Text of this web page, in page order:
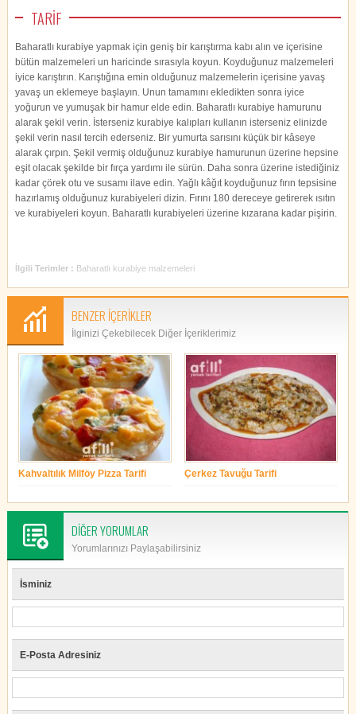
TARİF
Baharatlı kurabiye yapmak için geniş bir karıştırma kabı alın ve içerisine
bütün malzemeleri un haricinde sırasıyla koyun. Koyduğunuz malzemeleri
iyice karıştırın. Karıştığına emin olduğunuz malzemelerin içerisine yavaş
yavaş un eklemeye başlayın. Unun tamamını ekledikten sonra iyice
yoğurun ve yumuşak bir hamur elde edin. Baharatlı kurabiye hamurunu
alarak şekil verin. İsterseniz kurabiye kalıpları kullanın isterseniz elinizde
şekil verin nasıl tercih ederseniz. Bir yumurta sarısını küçük bir kâseye
alarak çırpın. Şekil vermiş olduğunuz kurabiye hamurunun üzerine hepsine
eşit olacak şekilde bir fırça yardımı ile sürün. Daha sonra üzerine istediğiniz
kadar çörek otu ve susamı ilave edin. Yağlı kâğıt koyduğunuz fırın tepsisine
hazırlamış olduğunuz kurabiyeleri dizin. Fırını 180 dereceye getirerek ısıtın
ve kurabiyeleri koyun. Baharatlı kurabiyeleri üzerine kızarana kadar pişirin.
İlgili Terimler : Baharatlı kurabiye malzemeleri
BENZER İÇERİKLER
İlginizi Çekebilecek Diğer İçeriklerimiz
Kahvaltılık Milföy Pizza Tarifi
Çerkez Tavuğu Tarifi
DİĞER YORUMLAR
Yorumlarınızı Paylaşabilirsiniz
İsminiz
E-Posta Adresiniz